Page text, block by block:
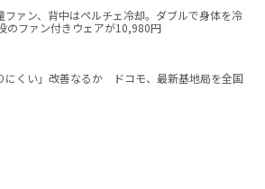
ファン、背中はペルチェ冷却。ダブルで身体を冷
のファン付きウェアが10,980円
にくい」改善なるか ドコモ、最新基地局を全国